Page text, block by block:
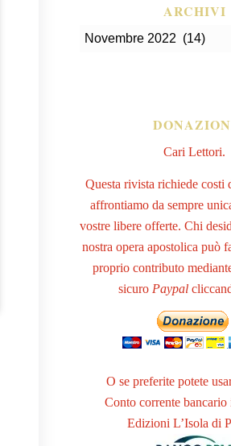
ARCHIVI
Cari Lettori.
Questa rivista richiede costi
affrontiamo da sempre
vostre libere offerte. Chi
nostra opera apostolica può
proprio contributo
sicuro Paypal
O se preferite potete
Conto corrente bancario
Edizioni L’Isola di